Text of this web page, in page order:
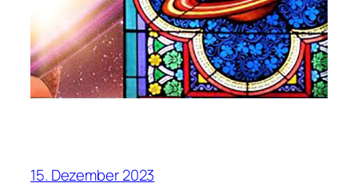
15. Dezember 2023